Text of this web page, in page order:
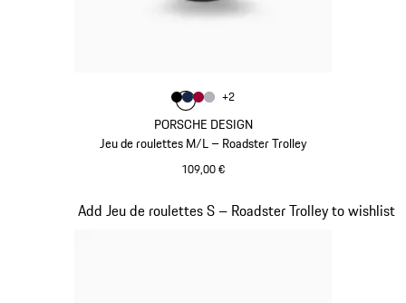
PORSCHE DESIGN
Jeu de roulettes M/L – Roadster Trolley
109,00 €
Couleur
Couleur Noir
CouleurBleu Foncé
Couleur
Couleur
+2
Add Jeu de roulettes S – Roadster Trolley to wishlist
Diapositive 19 sur 20